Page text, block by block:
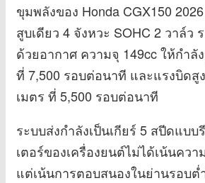
ขุมพลังของ Honda CGX150
สูบเดียว 4 จังหวะ SOHC 2 วาล์ว
ด้วยอากาศ ความจุ 149cc ให้กำลั
ที่ 7,500 รอบต่อนาที และแรงบิดสู
เมตร ที่ 5,500 รอบต่อนาที
ระบบส่งกำลังเป็นเกียร์ 5 สปีดแบ
เตอร์ของเครื่องยนต์ไม่ได้เน้นคว
แต่เน้นการตอบสนองในย่านรอบต่